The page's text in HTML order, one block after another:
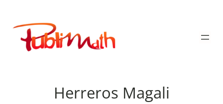
contenu
Publimath
Herreros Magali